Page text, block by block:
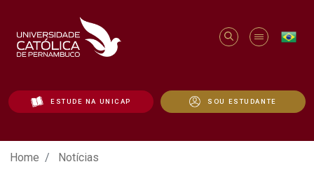
ESTUDE NA UNICAP SOU ESTUDANTE
Notícias - Unicap
Home Notícias